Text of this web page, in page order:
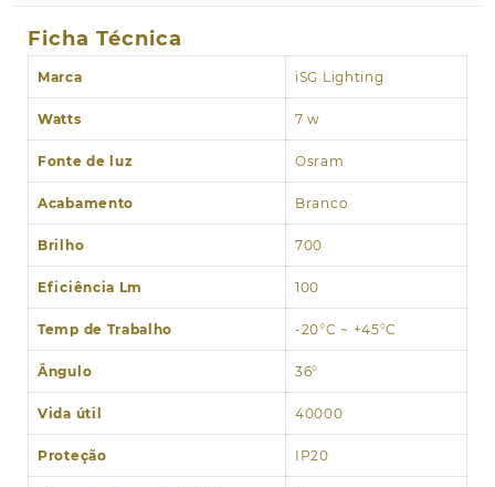
Branco
Ficha Técnica
Marca iSG Lighting
Watts 7 w
Fonte de luz Osram
Acabamento Branco
Brilho 700
Eficiência Lm 100
Temp de Trabalho -20°C ~ +45°C
Ângulo 36°
Vida útil 40000
Proteção IP20